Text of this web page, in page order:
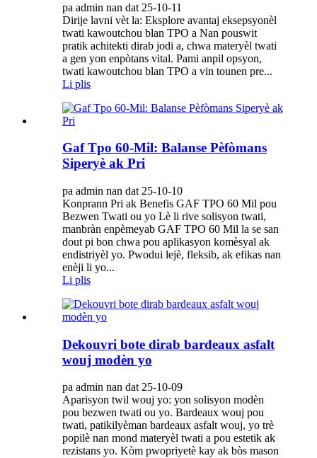
pa admin nan dat 25-10-11
Dirije lavni vèt la: Eksplore avantaj eksepsyonèl
twati kawoutchou blan TPO a Nan pouswit
pratik achitekti dirab jodi a, chwa materyèl twati
a gen yon enpòtans vital. Pami anpil opsyon,
twati kawoutchou blan TPO a vin tounen pre...
Li plis
Gaf Tpo 60-Mil: Balanse Pèfòmans
Siperyè ak Pri
pa admin nan dat 25-10-10
Konprann Pri ak Benefis GAF TPO 60 Mil pou
Bezwen Twati ou yo Lè li rive solisyon twati,
manbràn enpèmeyab GAF TPO 60 Mil la se san
dout pi bon chwa pou aplikasyon komèsyal ak
endistriyèl yo. Pwodui lejè, fleksib, ak efikas nan
enèji li yo...
Li plis
Dekouvri bote dirab bardeaux asfalt
wouj modèn yo
pa admin nan dat 25-10-09
Aparisyon twil wouj yo: yon solisyon modèn
pou bezwen twati ou yo. Bardeaux wouj pou
twati, patikilyèman bardeaux asfalt wouj, yo trè
popilè nan mond materyèl twati a pou estetik ak
rezistans yo. Kòm pwopriyetè kay ak bòs mason